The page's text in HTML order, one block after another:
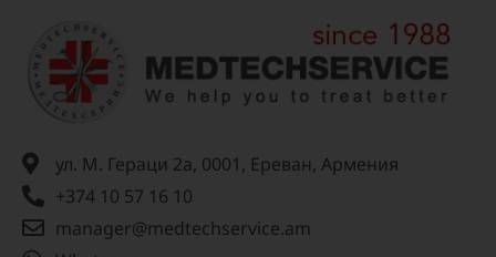
ул. М. Гераци 2а, 0001, Ереван, Армения
+374 10 57 16 10
manager@medtechservice.am